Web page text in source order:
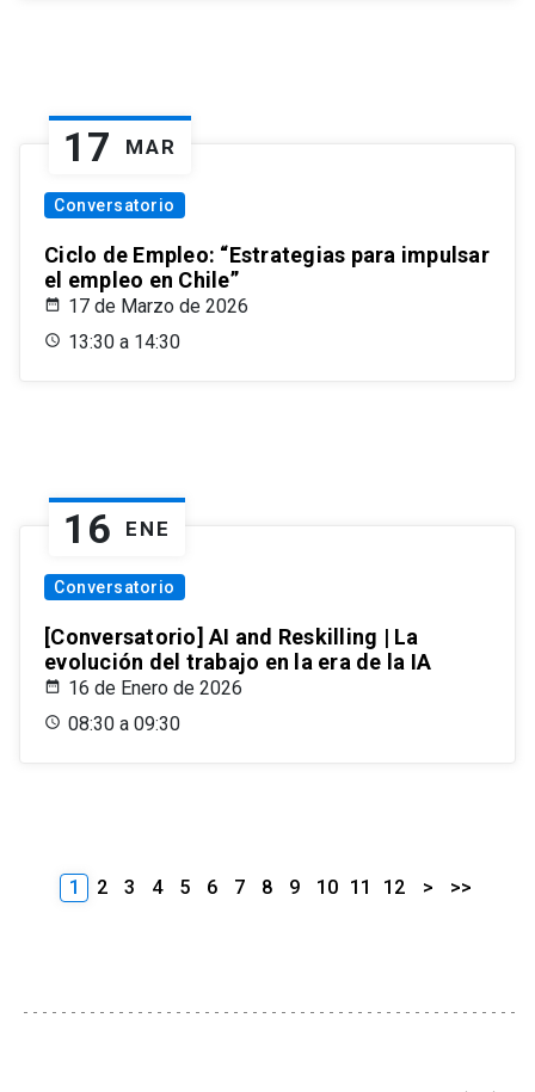
17 MAR
Conversatorio
Ciclo de Empleo: “Estrategias para impulsar
el empleo en Chile”
17 de Marzo de 2026
13:30 a 14:30
16 ENE
Conversatorio
[Conversatorio] AI and Reskilling | La
evolución del trabajo en la era de la IA
16 de Enero de 2026
08:30 a 09:30
1 2 3 4 5 6 7 8 9 10 11 12 > >>